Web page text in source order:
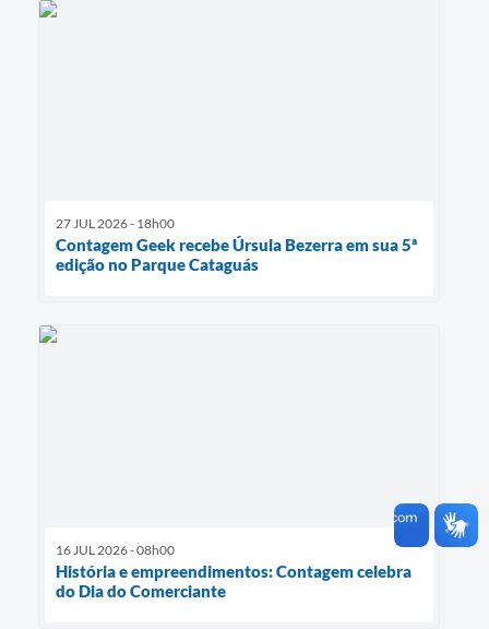
27 JUL 2026 - 18h00
Contagem Geek recebe Úrsula Bezerra em sua 5ª
edição no Parque Cataguás
16 JUL 2026 - 08h00
História e empreendimentos: Contagem celebra
do Dia do Comerciante